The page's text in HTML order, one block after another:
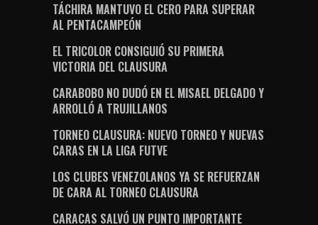
TÁCHIRA MANTUVO EL CERO PARA SUPERAR
AL PENTACAMPEÓN
EL TRICOLOR CONSIGUIÓ SU PRIMERA
VICTORIA DEL CLAUSURA
CARABOBO NO DUDÓ EN EL MISAEL DELGADO Y
ARROLLÓ A TRUJILLANOS
TORNEO CLAUSURA: NUEVO TORNEO Y NUEVAS
CARAS EN LA LIGA FUTVE
LOS CLUBES VENEZOLANOS YA SE REFUERZAN
DE CARA AL TORNEO CLAUSURA
CARACAS SALVÓ UN PUNTO IMPORTANTE